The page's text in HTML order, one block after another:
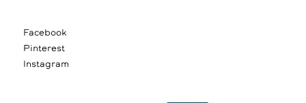
Facebook
Pinterest
Instagram